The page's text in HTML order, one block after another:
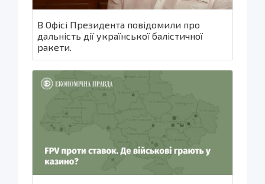
В Офісі Президента повідомили про
дальність дії української балістичної
ракети.